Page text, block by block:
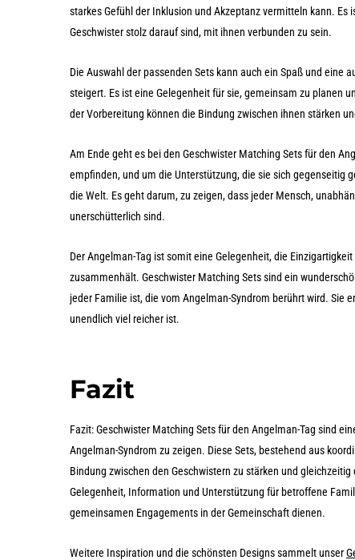
starkes Gefühl der Inklusion und Akzeptanz vermitteln kann.
Geschwister stolz darauf sind, mit ihnen verbunden zu sein.
Die Auswahl der passenden Sets kann auch ein Spaß und eine
steigert. Es ist eine Gelegenheit für sie, gemeinsam zu planen
der Vorbereitung können die Bindung zwischen ihnen stärken
Am Ende geht es bei den Geschwister Matching Sets für den
empfinden, und um die Unterstützung, die sie sich gegenseitig
die Welt. Es geht darum, zu zeigen, dass jeder Mensch,
unerschütterlich sind.
Der Angelman-Tag ist somit eine Gelegenheit, die
zusammenhält. Geschwister Matching Sets sind ein
jeder Familie ist, die vom Angelman-Syndrom berührt wird. Sie
unendlich viel reicher ist.
Fazit
Fazit: Geschwister Matching Sets für den Angelman-Tag sind
Angelman-Syndrom zu zeigen. Diese Sets, bestehend aus
Bindung zwischen den Geschwistern zu stärken und
Gelegenheit, Information und Unterstützung für betroffene
gemeinsamen Engagements in der Gemeinschaft dienen.
Weitere Inspiration und die schönsten Designs sammelt unser